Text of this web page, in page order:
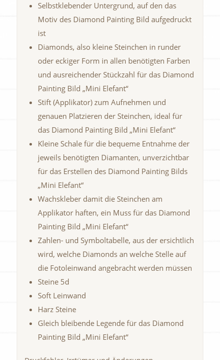
Selbstklebender Untergrund, auf den das
Motiv des Diamond Painting Bild aufgedruckt
ist
Diamonds, also kleine Steinchen in runder
oder eckiger Form in allen benötigten Farben
und ausreichender Stückzahl für das Diamond
Painting Bild „Mini Elefant“
Stift (Applikator) zum Aufnehmen und
genauen Platzieren der Steinchen, ideal für
das Diamond Painting Bild „Mini Elefant“
Kleine Schale für die bequeme Entnahme der
jeweils benötigten Diamanten, unverzichtbar
für das Erstellen des Diamond Painting Bilds
„Mini Elefant“
Wachskleber damit die Steinchen am
Applikator haften, ein Muss für das Diamond
Painting Bild „Mini Elefant“
Zahlen- und Symboltabelle, aus der ersichtlich
wird, welche Diamonds an welche Stelle auf
die Fotoleinwand angebracht werden müssen
Steine 5d
Soft Leinwand
Harz Steine
Gleich bleibende Legende für das Diamond
Painting Bild „Mini Elefant“